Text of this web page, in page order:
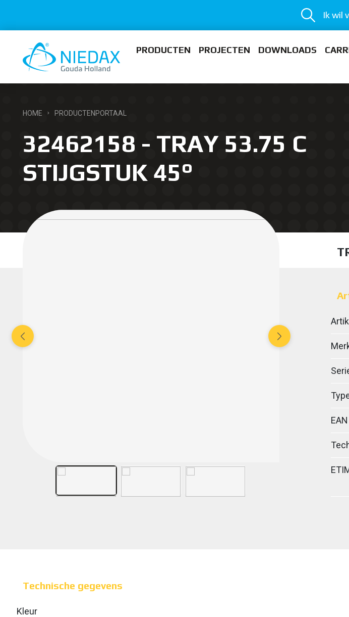
Ik wil
PRODUCTEN PROJECTEN DOWNLOADS
HOME PRODUCTENPORTAAL
32462158 - TRAY 53.75 C
STIJGSTUK 45°
Technische gegevens
Kleur